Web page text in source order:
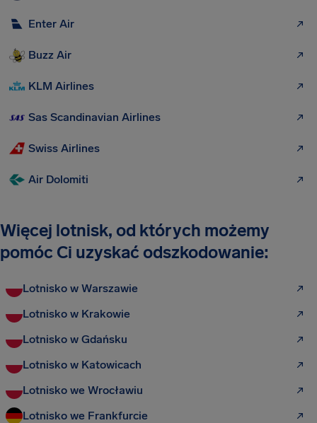
Enter Air
Buzz Air
KLM Airlines
Sas Scandinavian Airlines
Swiss Airlines
Air Dolomiti
Więcej lotnisk, od których możemy
pomóc Ci uzyskać odszkodowanie:
Lotnisko w Warszawie
Lotnisko w Krakowie
Lotnisko w Gdańsku
Lotnisko w Katowicach
Lotnisko we Wrocławiu
Lotnisko we Frankfurcie